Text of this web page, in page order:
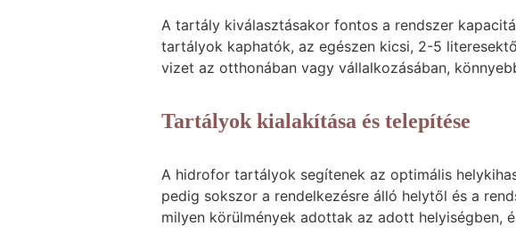
A tartály kiválasztásakor fontos a rendszer
tartályok kaphatók, az egészen kicsi, 2-5
vizet az otthonában vagy vállalkozásában,
Tartályok kialakítása és telepítése
A hidrofor tartályok segítenek az optimális
pedig sokszor a rendelkezésre álló helytől és a
milyen körülmények adottak az adott helyiségben,